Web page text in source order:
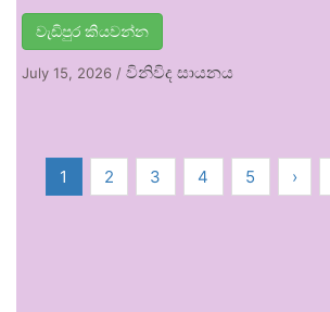
වැඩිපුර කියවන්න
July 15, 2026 / විනිවිද සායනය
1 2 3 4 5 ›